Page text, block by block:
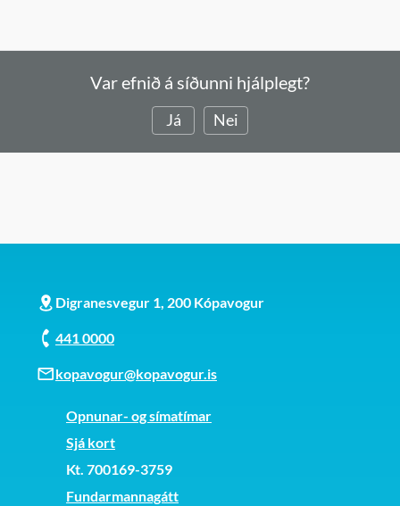
Var efnið á síðunni hjálplegt?
Já Nei
Digranesvegur 1, 200 Kópavogur
441 0000
kopavogur@kopavogur.is
Opnunar- og símatímar
Sjá kort
Kt. 700169-3759
Fundarmannagátt